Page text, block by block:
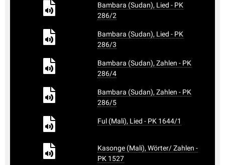
Bambara (Sudan), Lied - PK
286/2
Bambara (Sudan), Lied - PK
286/3
Bambara (Sudan), Zahlen - PK
286/4
Bambara (Sudan), Zahlen - PK
286/5
Ful (Mali), Lied - PK 1644/1
Kasonge (Mali), Wörter/ Zahlen -
PK 1527